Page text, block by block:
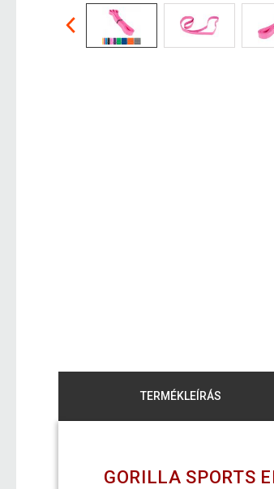
TERMÉKLEÍRÁS
GORILLA SPORTS